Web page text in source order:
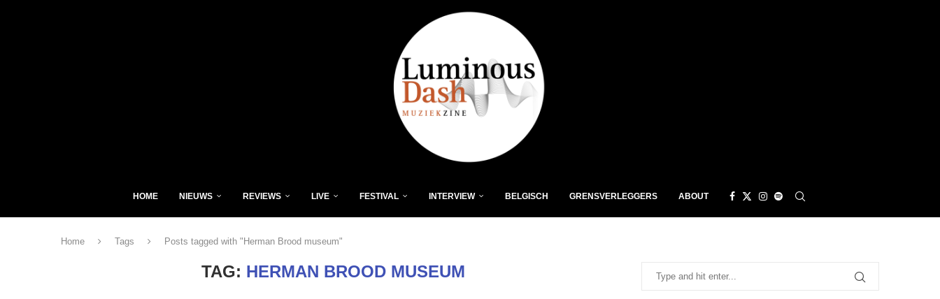
HOME NIEUWS REVIEWS LIVE FESTIVAL INTERVIEW BELGISCH GRENSVERLEGGERS ABOUT
Home Tags Posts tagged with "Herman Brood museum"
TAG: HERMAN BROOD MUSEUM